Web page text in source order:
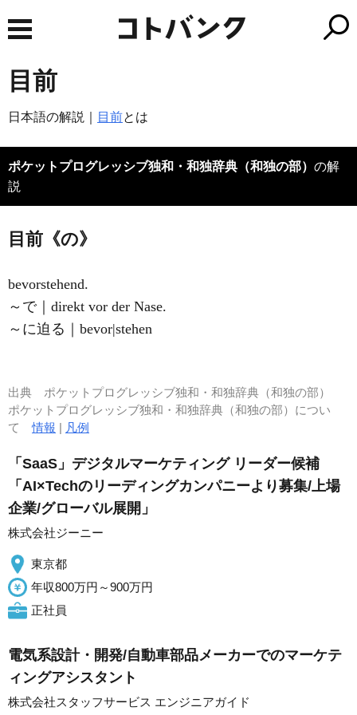
目前
日本語の解説｜ 目前とは
ポケットプログレッシブ独和・和独辞典（和独の部） の解
説
目前《の》
bevorstehend.
～で｜direkt vor der Nase.
～に迫る｜bevor|stehen
出典 ポケットプログレッシブ独和・和独辞典（和独の部）
ポケットプログレッシブ独和・和独辞典（和独の部）につい
て情報 | 凡例
「SaaS」デジタルマーケティング リーダー候補
「AI×Techのリーディングカンパニーより募集/上場
企業/グローバル展開」
株式会社ジーニー
東京都
年収800万円～900万円
正社員
電気系設計・開発/自動車部品メーカーでのマーケテ
ィングアシスタント
株式会社スタッフサービス エンジニアガイド